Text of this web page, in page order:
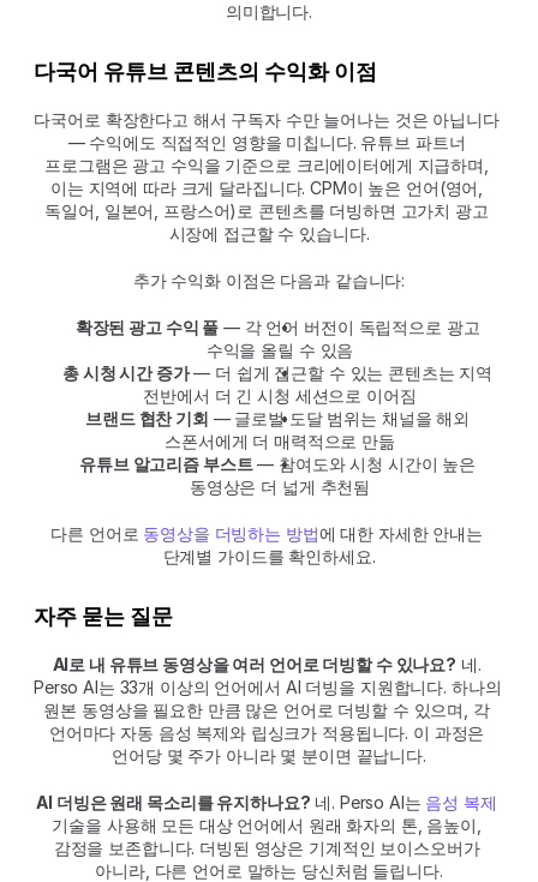
의미합니다.
다국어 유튜브 콘텐츠의 수익화 이점
다국어로 확장한다고 해서 구독자 수만 늘어나는 것은 아닙니다
— 수익에도 직접적인 영향을 미칩니다. 유튜브 파트너
프로그램은 광고 수익을 기준으로 크리에이터에게 지급하며,
이는 지역에 따라 크게 달라집니다. CPM이 높은 언어(영어,
독일어, 일본어, 프랑스어)로 콘텐츠를 더빙하면 고가치 광고
시장에 접근할 수 있습니다.
추가 수익화 이점은 다음과 같습니다:
확장된 광고 수익 풀 — 각 언어 버전이 독립적으로 광고
수익을 올릴 수 있음
총 시청 시간 증가 — 더 쉽게 접근할 수 있는 콘텐츠는 지역
전반에서 더 긴 시청 세션으로 이어짐
브랜드 협찬 기회 — 글로벌 도달 범위는 채널을 해외
스폰서에게 더 매력적으로 만듦
유튜브 알고리즘 부스트 — 참여도와 시청 시간이 높은
동영상은 더 넓게 추천됨
다른 언어로 동영상을 더빙하는 방법에 대한 자세한 안내는
단계별 가이드를 확인하세요.
자주 묻는 질문
AI로 내 유튜브 동영상을 여러 언어로 더빙할 수 있나요? 네.
Perso AI는 33개 이상의 언어에서 AI 더빙을 지원합니다. 하나의
원본 동영상을 필요한 만큼 많은 언어로 더빙할 수 있으며, 각
언어마다 자동 음성 복제와 립싱크가 적용됩니다. 이 과정은
언어당 몇 주가 아니라 몇 분이면 끝납니다.
AI 더빙은 원래 목소리를 유지하나요? 네. Perso AI는 음성 복제
기술을 사용해 모든 대상 언어에서 원래 화자의 톤, 음높이,
감정을 보존합니다. 더빙된 영상은 기계적인 보이스오버가
아니라, 다른 언어로 말하는 당신처럼 들립니다.